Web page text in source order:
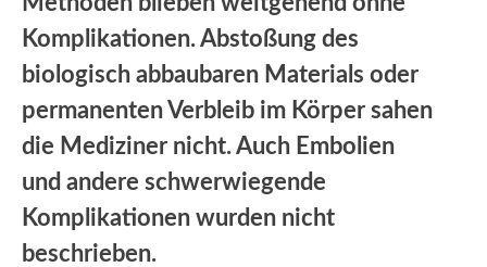
Komplikationen. Abstoßung des
biologisch abbaubaren Materials oder
permanenten Verbleib im Körper sahen
die Mediziner nicht. Auch Embolien
und andere schwerwiegende
Komplikationen wurden nicht
beschrieben.